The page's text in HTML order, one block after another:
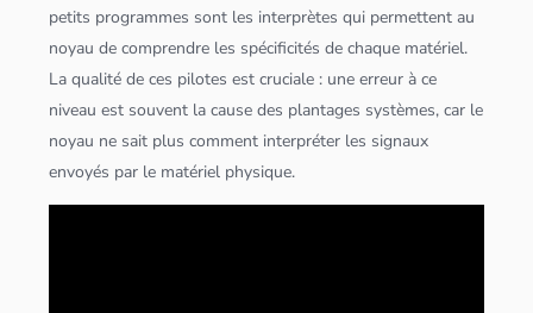
petits programmes sont les interprètes qui permettent au
noyau de comprendre les spécificités de chaque matériel.
La qualité de ces pilotes est cruciale : une erreur à ce
niveau est souvent la cause des plantages systèmes, car le
noyau ne sait plus comment interpréter les signaux
envoyés par le matériel physique.